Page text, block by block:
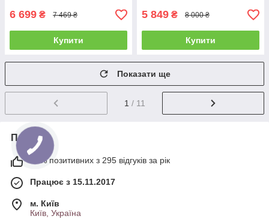
6 699 ₴ 7 469 ₴
Купити
5 849 ₴ 8 000 ₴
Купити
Показати ще
1 / 11
Про нас
99% позитивних з 295 відгуків за рік
Працює з 15.11.2017
м. Київ
Київ, Україна